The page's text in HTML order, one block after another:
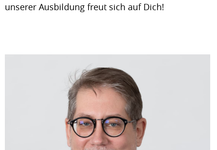
unserer Ausbildung freut sich auf Dich!